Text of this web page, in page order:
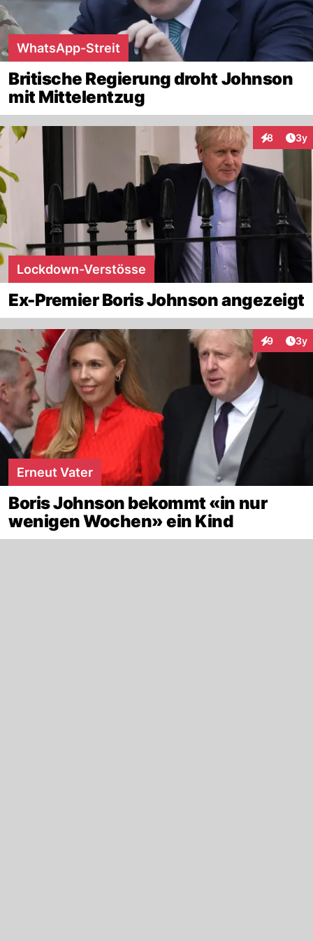
WhatsApp-Streit
Britische Regierung droht Johnson
mit Mittelentzug
8 3y
Lockdown-Verstösse
Ex-Premier Boris Johnson angezeigt
9 3y
Erneut Vater
Boris Johnson bekommt «in nur
wenigen Wochen» ein Kind